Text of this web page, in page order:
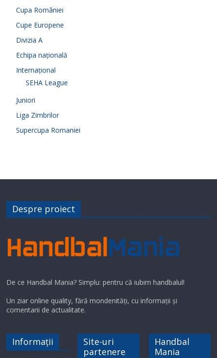
Cupa României
Cupe Europene
Divizia A
Echipa națională
Internațional
SEHA League
Juniori
Liga Zimbrilor
Supercupa Romaniei
Despre proiect
De ce Handbal Mania? Simplu: pentru că iubim handbalul!
Un ziar online quality, fără mondenități, cu informații și
comentarii de actualitate.
Informații
Site-uri
partenere
Handbal
Mania